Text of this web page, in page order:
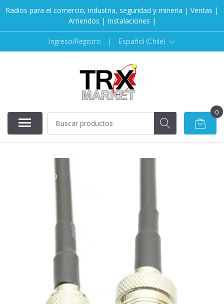
Radios para el comercio, industria, seguridad y minería | Ventas |
Arriendos | Instalaciones |
Ingreso/Registro | Español (Chile)
0
AGOTADO